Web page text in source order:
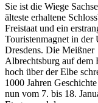
Sie ist die Wiege
älteste erhaltene
Freistaat und ein
Touristenmagnet in der
Dresdens. Die Meißner
Albrechtsburg auf dem
hoch über der Elbe
1000 Jahren
nun vom 7. bis 18.